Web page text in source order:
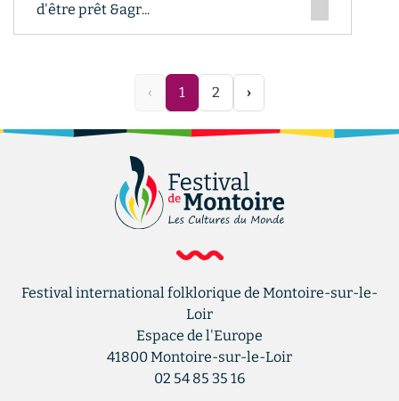
d'être prêt &agr...
‹ 1 2 ›
Festival international folklorique de Montoire-sur-le-
Loir
Espace de l'Europe
41800Montoire-sur-le-Loir
02 54 85 35 16